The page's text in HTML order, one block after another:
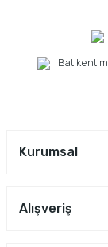
Batıkent
Kurumsal
Alışveriş